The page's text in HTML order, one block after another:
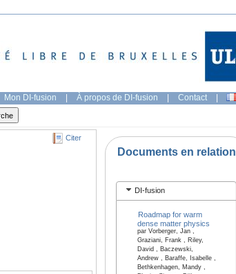
Mon DI-fusion | À propos de DI-fusion | Contact |
Citer
Documents en relation
DI-fusion
Roadmap for warm
dense matter physics
par Vorberger, Jan ,
Graziani, Frank , Riley,
David , Baczewski,
Andrew , Baraffe, Isabelle ,
Bethkenhagen, Mandy ,